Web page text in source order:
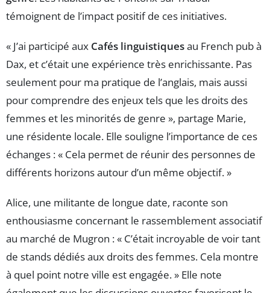
témoignent de l’impact positif de ces initiatives.
« J’ai participé aux Cafés linguistiquesau French pub à
Dax, et c’était une expérience très enrichissante. Pas
seulement pour ma pratique de l’anglais, mais aussi
pour comprendre des enjeux tels que les droits des
femmes et les minorités de genre », partage Marie,
une résidente locale. Elle souligne l’importance de ces
échanges : « Cela permet de réunir des personnes de
différents horizons autour d’un même objectif. »
Alice, une militante de longue date, raconte son
enthousiasme concernant le rassemblement associatif
au marché de Mugron : « C’était incroyable de voir tant
de stands dédiés aux droits des femmes. Cela montre
à quel point notre ville est engagée. » Elle note